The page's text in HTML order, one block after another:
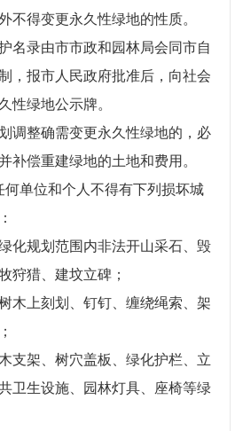
不得变更永久性绿地的性质。
录由市市政和园林局会同市自
，报市人民政府批准后，向社会
性绿地公示牌。
整确需变更永久性绿地的，必
补偿重建绿地的土地和费用。
位和个人不得有下列损坏城
规划范围内非法开山采石、毁
狩猎、建坟立碑；
上刻划、钉钉、缠绕绳索、架
架、树穴盖板、绿化护栏、立
卫生设施、园林灯具、座椅等绿